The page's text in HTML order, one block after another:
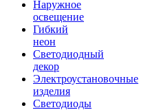
Наружное
освещение
Гибкий
неон
Светодиодный
декор
Электроустановочные
изделия
Светодиоды